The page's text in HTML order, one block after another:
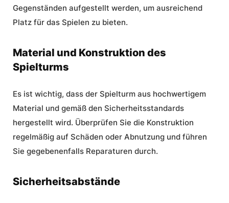
Gegenständen aufgestellt werden, um ausreichend
Platz für das Spielen zu bieten.
Material und Konstruktion des
Spielturms
Es ist wichtig, dass der Spielturm aus hochwertigem
Material und gemäß den Sicherheitsstandards
hergestellt wird. Überprüfen Sie die Konstruktion
regelmäßig auf Schäden oder Abnutzung und führen
Sie gegebenenfalls Reparaturen durch.
Sicherheitsabstände